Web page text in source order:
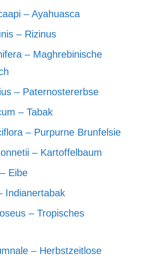
– Ayahuasca
– Rizinus
– Maghrebinische
– Paternostererbse
– Tabak
– Purpurne Brunfelsie
– Kartoffelbaum
Eibe
Indianertabak
– Tropisches
– Herbstzeitlose